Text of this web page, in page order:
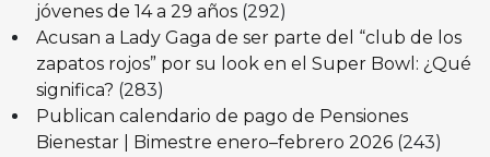
jóvenes de 14 a 29 años (292)
Acusan a Lady Gaga de ser parte del “club de los
zapatos rojos” por su look en el Super Bowl: ¿Qué
significa? (283)
Publican calendario de pago de Pensiones
Bienestar | Bimestre enero–febrero 2026 (243)